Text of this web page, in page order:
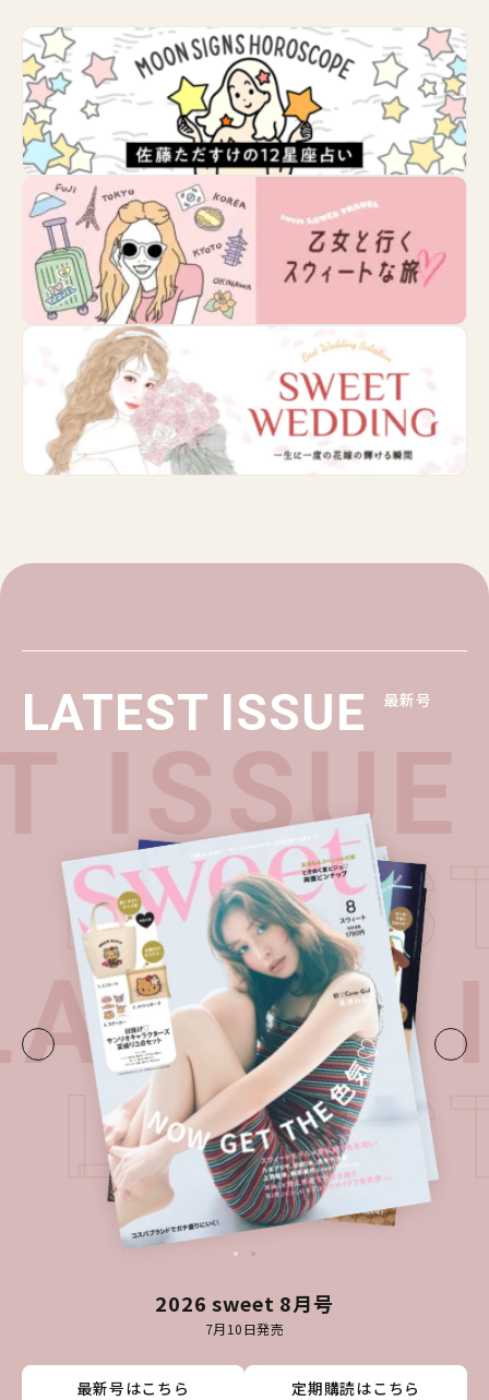
LATEST ISSUE 最新号
2026 sweet 8月号
7月10日発売
最新号はこちら 定期購読はこちら
最新号はこちら 定期購読はこちら
最新号はこちら 定期購読はこちら
最新号はこちら 定期購読はこちら
ISSUE